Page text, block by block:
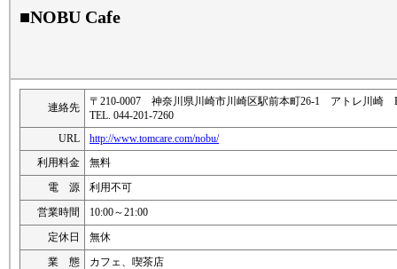
■NOBU Cafe
連絡先
〒210-0007 神奈川県川崎市川崎区駅前本町26-1 アトレ川崎
TEL. 044-201-7260
URL
http://www.tomcare.com/nobu/
利用料金
無料
電 源
利用不可
営業時間
10:00～21:00
定休日
無休
業 態
カフェ、喫茶店